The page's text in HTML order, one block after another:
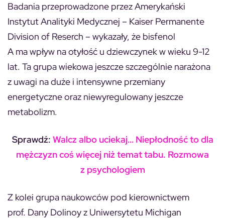
Badania przeprowadzone przez Amerykański
Instytut Analityki Medycznej – Kaiser Permanente
Division of Reserch – wykazały, że bisfenol
A ma wpływ na otyłość u dziewczynek w wieku 9-12
lat. Ta grupa wiekowa jeszcze szczególnie narażona
z uwagi na duże i intensywne przemiany
energetyczne oraz niewyregulowany jeszcze
metabolizm.
Sprawdź: Walcz albo uciekaj… Niepłodność to dla
mężczyzn coś więcej niż temat tabu. Rozmowa
z psychologiem
Z kolei grupa naukowców pod kierownictwem
prof. Dany Dolinoy z Uniwersytetu Michigan